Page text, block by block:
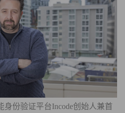
身份验证平台Incode创始人兼首